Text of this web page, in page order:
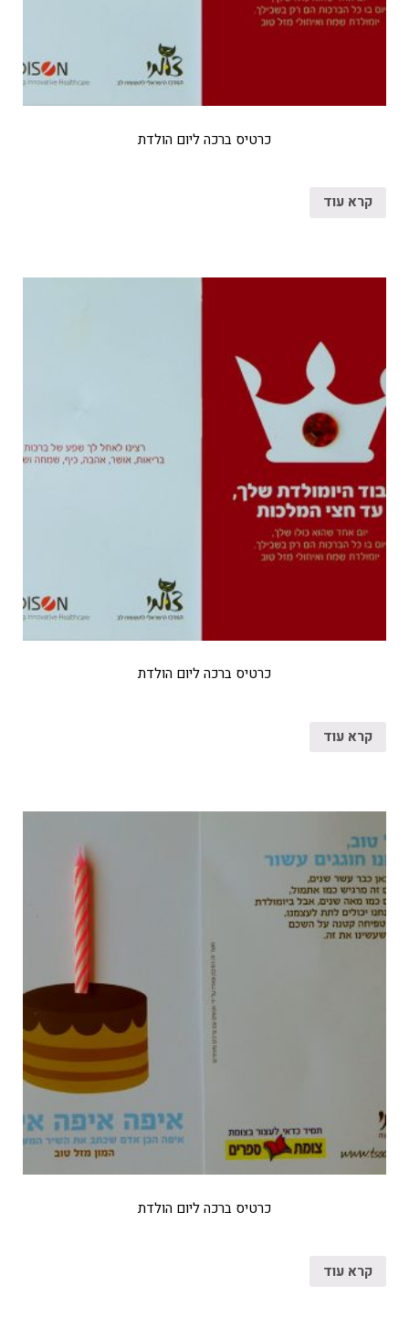
כרטיס ברכה ליום הולדת
קרא עוד
כרטיס ברכה ליום הולדת
קרא עוד
כרטיס ברכה ליום הולדת
קרא עוד